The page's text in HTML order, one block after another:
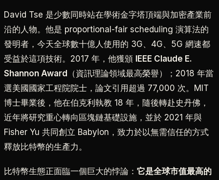
David Tse 是少數同時站在學術金字塔頂端與加密產業前
沿的人物。他是 proportional-fair scheduling 演算法的
發明者，今天全球數十億人使用的 3G、4G、5G 網速都
受益於這項技術。2017 年，他獲頒 IEEE Claude E.
Shannon Award （資訊理論領域最高榮譽）；2018 年當
選美國國家工程院院士，論文引用超過 77,000 次。MIT
博士畢業後，他在伯克利執教 18 年，隨後轉赴史丹佛，
近年將研究重心轉向區塊鏈基礎設施，並於 2021 年與
Fisher Yu 共同創立 Babylon，致力於以無需信任的方式
釋放比特幣的生產力。
比特幣生態正面臨一個巨大的悖論： 它是全球市值最高的